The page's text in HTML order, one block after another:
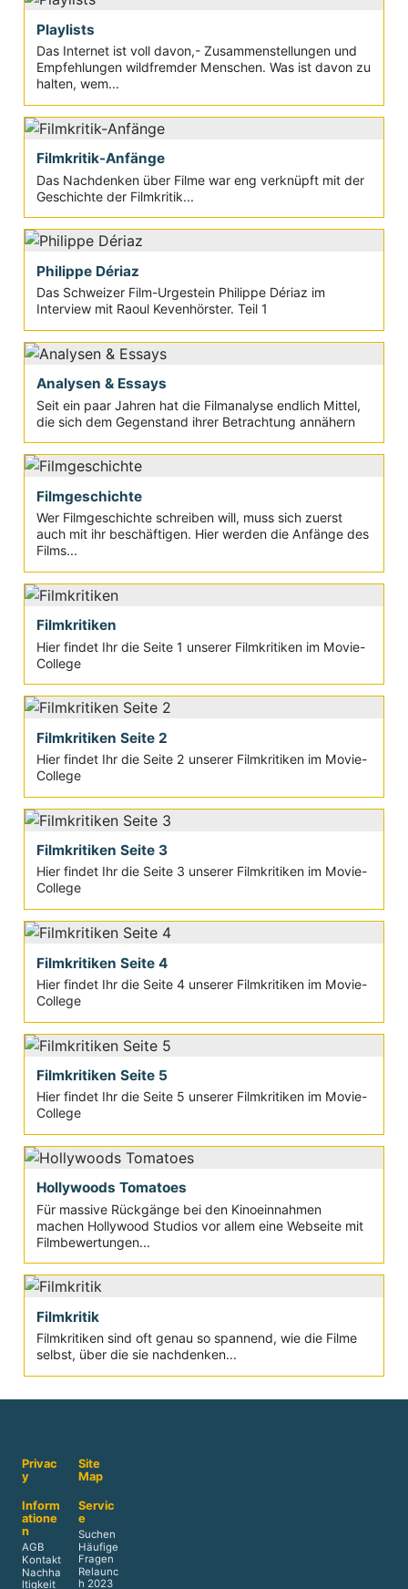
Playlists
Das Internet ist voll davon,- Zusammenstellungen und
Empfehlungen wildfremder Menschen. Was ist davon zu
halten, wem...
Filmkritik-Anfänge
Das Nachdenken über Filme war eng verknüpft mit der
Geschichte der Filmkritik...
Philippe Dériaz
Das Schweizer Film-Urgestein Philippe Dériaz im
Interview mit Raoul Kevenhörster. Teil 1
Analysen & Essays
Seit ein paar Jahren hat die Filmanalyse endlich Mittel,
die sich dem Gegenstand ihrer Betrachtung annähern
Filmgeschichte
Wer Filmgeschichte schreiben will, muss sich zuerst
auch mit ihr beschäftigen. Hier werden die Anfänge des
Films...
Filmkritiken
Hier findet Ihr die Seite 1 unserer Filmkritiken im Movie-
College
Filmkritiken Seite 2
Hier findet Ihr die Seite 2 unserer Filmkritiken im Movie-
College
Filmkritiken Seite 3
Hier findet Ihr die Seite 3 unserer Filmkritiken im Movie-
College
Filmkritiken Seite 4
Hier findet Ihr die Seite 4 unserer Filmkritiken im Movie-
College
Filmkritiken Seite 5
Hier findet Ihr die Seite 5 unserer Filmkritiken im Movie-
College
Hollywoods Tomatoes
Für massive Rückgänge bei den Kinoeinnahmen
machen Hollywood Studios vor allem eine Webseite mit
Filmbewertungen...
Filmkritik
Filmkritiken sind oft genau so spannend, wie die Filme
selbst, über die sie nachdenken...
Privac
y
Site
Map
Inform
atione
n
AGB
Kontakt
Nachha
ltigkeit
Servic
e
Suchen
Häufige
Fragen
Relaunc
h 2023